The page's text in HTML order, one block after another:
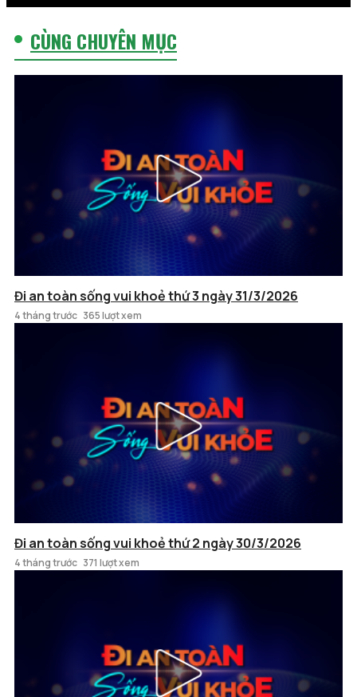
CÙNG CHUYÊN MỤC
Đi an toàn sống vui khoẻ thứ 3 ngày 31/3/2026
4 tháng trước 365 lượt xem
Đi an toàn sống vui khoẻ thứ 2 ngày 30/3/2026
4 tháng trước 371 lượt xem